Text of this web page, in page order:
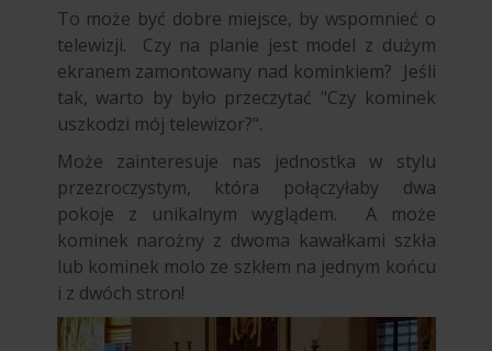
To może być dobre miejsce, by wspomnieć o
telewizji. Czy na planie jest model z dużym
ekranem zamontowany nad kominkiem? Jeśli
tak, warto by było przeczytać "Czy kominek
uszkodzi mój telewizor?".
Może zainteresuje nas jednostka w stylu
przezroczystym, która połączyłaby dwa
pokoje z unikalnym wyglądem. A może
kominek narożny z dwoma kawałkami szkła
lub kominek molo ze szkłem na jednym końcu
i z dwóch stron!